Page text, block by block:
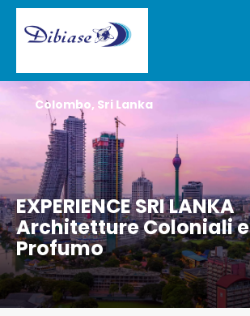
EXPERIENCE SRI LANKA
Architetture Coloniali e
Profumo
Colombo, Sri Lanka